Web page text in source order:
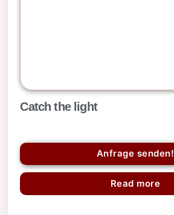
Catch the light
Anfrage senden!
Read more